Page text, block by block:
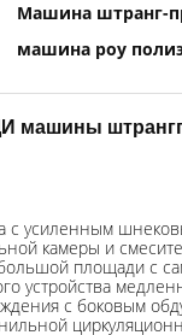
Машина штранг-
машина poy
машины
с усиленным
камеры и
площади с
устройства
с боковым